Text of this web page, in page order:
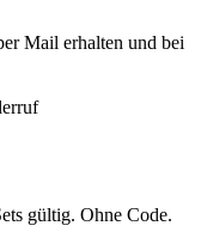
Mail erhalten und bei
gültig. Ohne Code.